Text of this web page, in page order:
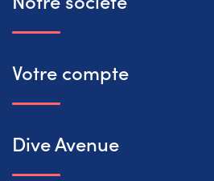
Votre compte
Dive Avenue